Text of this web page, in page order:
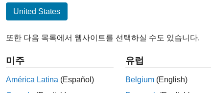
United States
또한 다음 목록에서 웹사이트를 선택하실 수도 있습니다.
미주
América Latina (Español)
유럽
Belgium (English)